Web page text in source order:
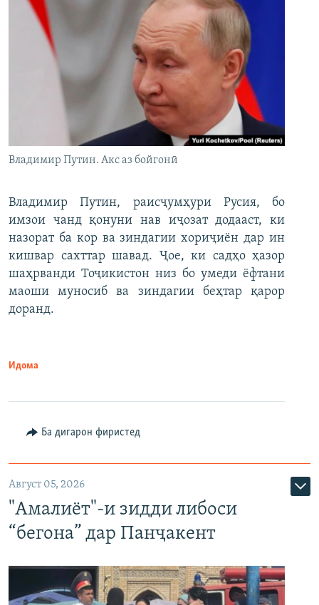
Владимир Путин. Акс аз бойгонӣ
Владимир Путин, раисҷумҳури Русия, бо
имзои чанд қонуни нав иҷозат додааст, ки
назорат ба кор ва зиндагии хориҷиён дар ин
кишвар сахттар шавад. Ҷое, ки садҳо ҳазор
шаҳрванди Тоҷикистон низ бо умеди ёфтани
маоши муносиб ва зиндагии беҳтар қарор
доранд.
Идома
Ба дигарон фиристед
Август 05, 2026
"Амалиёт"-и зидди либоси
“бегона” дар Панҷакент